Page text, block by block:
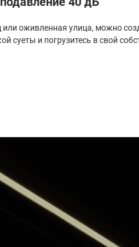
оживленная улица, можно
суеты и погрузитесь в свой